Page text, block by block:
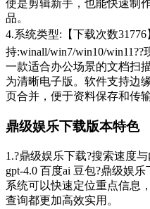
使是剪辑新手，也能快速制
品。
4.系统类型:【下载次数31776
持:winall/win7/win10/
一款适合办公场景的文档扫
为清晰电子版。软件支持边
页合并，便于资料保存和传输
鼎级娱乐下载版本特色
1.?鼎级娱乐下载?搜索速度
gpt-4.0 百度ai 豆包?鼎级娱
系统可以快速定位重点信息
查询都更加高效实用。